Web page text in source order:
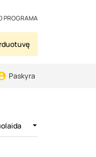
PROGRAMA
Paskyra